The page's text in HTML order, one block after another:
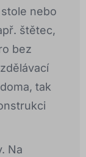
nebo
štětec,
bez
tak
Na